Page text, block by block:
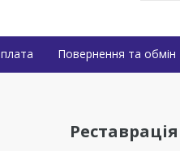
Повернення та обмін